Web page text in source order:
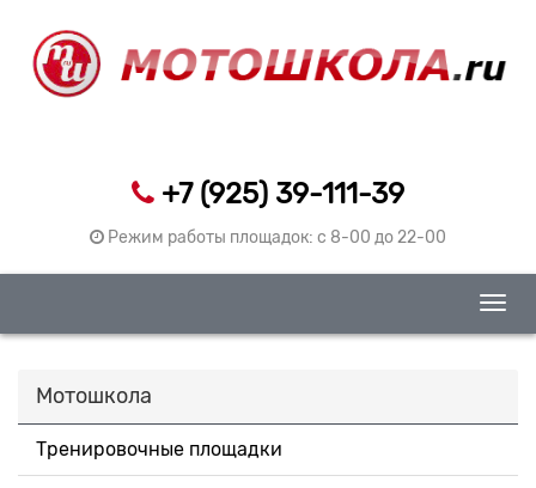
+7 (925) 39-111-39
Режим работы площадок: c 8-00 до 22-00
Мотошкола
Тренировочные площадки